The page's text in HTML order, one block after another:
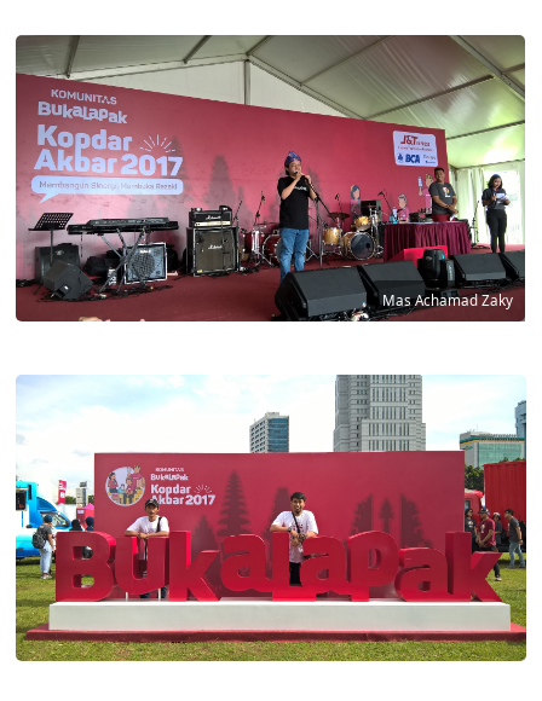
Mas Achamad Zaky